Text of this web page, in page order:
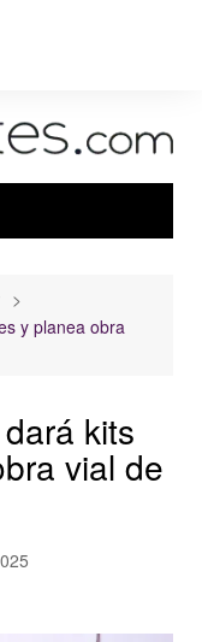
y planea obra
kits
vial de